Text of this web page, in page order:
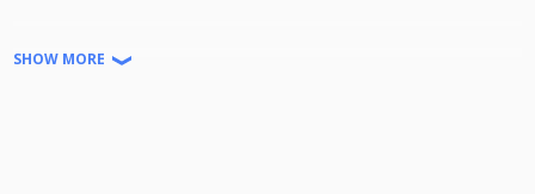
MJESTO I VRIJEME ODRŽAVANJA:
- Turniri se održavaju svaku subotu* u prostorijama BK Zabok (Zivtov trg,
SHOW MORE